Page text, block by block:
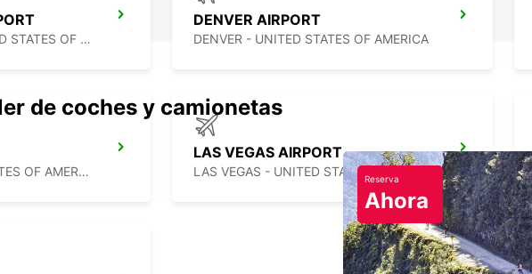
SALT LAKE CITY - UNITED STATES OF AMERICA
DENVER AIRPORT
DENVER - UNITED STATES OF AMERICA
SAN JOSE - UNITED STATES OF AMERICA
LAS VEGAS AIRPORT
de coches y camionetas
Reserva
Ahora